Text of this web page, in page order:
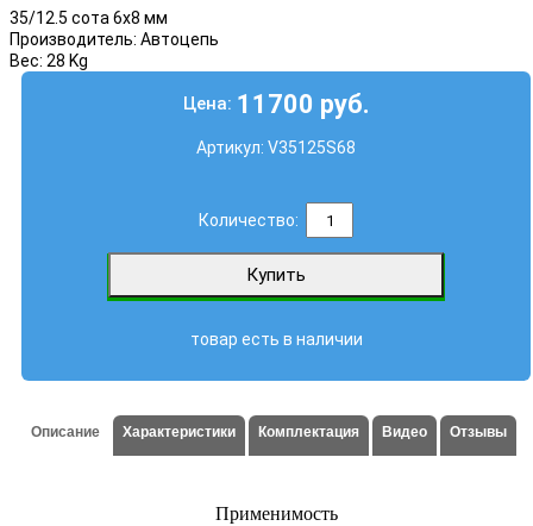
35/12.5 сота 6х8 мм
Производитель: Автоцепь
Вес: 28 Kg
Цена: 11700 руб.
Артикул: V35125S68
Количество:
товар есть в наличии
Описание Характеристики Комплектация Видео Отзывы
Применимость